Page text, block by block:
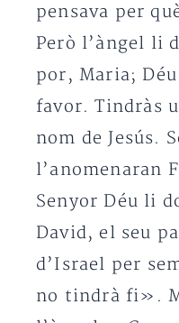
pensava per
Però l’àngel li
por, Maria;
favor. Tindràs
nom de Jesús.
l’anomenaran
Senyor Déu li
David, el seu
d’Israel per
no tindrà fi».